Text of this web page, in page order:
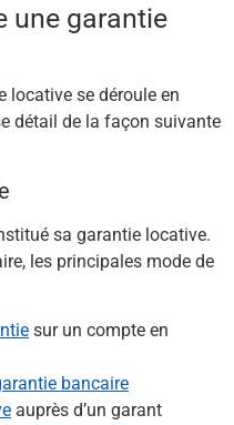
une garantie
locative se déroule en
détail de la façon suivante
sa garantie locative.
les principales mode de
sur un compte en
bancaire
auprès d’un garant